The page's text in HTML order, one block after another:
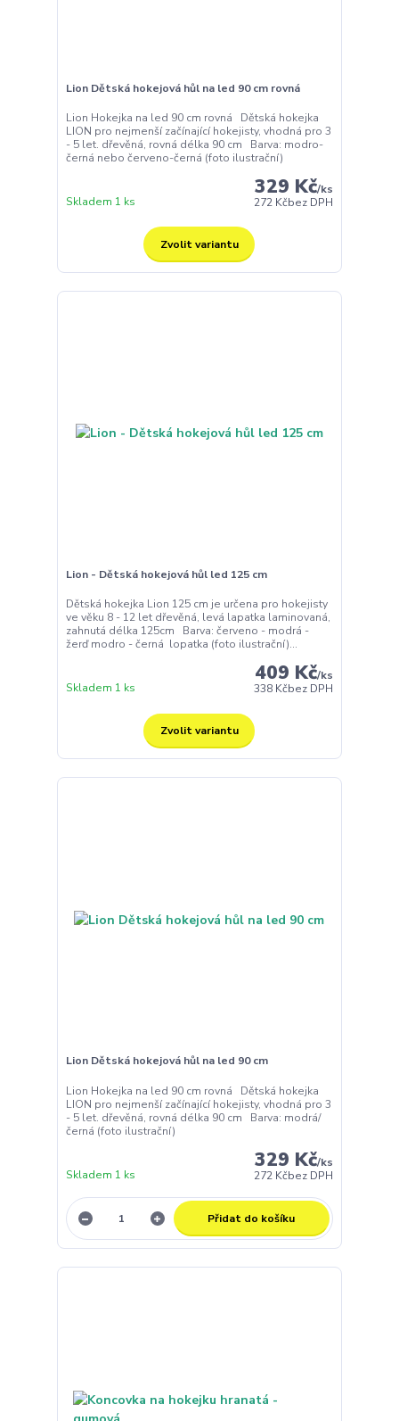
Lion Dětská hokejová hůl na led 90 cm rovná
Lion Hokejka na led 90 cm rovná Dětská hokejka
LION pro nejmenší začínající hokejisty, vhodná pro 3
- 5 let. dřevěná, rovná délka 90 cm Barva: modro-
černá nebo červeno-černá (foto ilustrační)
329 Kč/ks
272 Kčbez DPH
Skladem 1 ks
Zvolit variantu
Lion - Dětská hokejová hůl led 125 cm
Dětská hokejka Lion 125 cm je určena pro hokejisty
ve věku 8 - 12 let dřevěná, levá lapatka laminovaná,
zahnutá délka 125cm Barva: červeno - modrá -
žerď modro - černá lopatka (foto ilustrační)...
409 Kč/ks
338 Kčbez DPH
Skladem 1 ks
Zvolit variantu
Lion Dětská hokejová hůl na led 90 cm
Lion Hokejka na led 90 cm rovná Dětská hokejka
LION pro nejmenší začínající hokejisty, vhodná pro 3
- 5 let. dřevěná, rovná délka 90 cm Barva: modrá/
černá (foto ilustrační)
329 Kč/ks
272 Kčbez DPH
Skladem 1 ks
Přidat do košíku